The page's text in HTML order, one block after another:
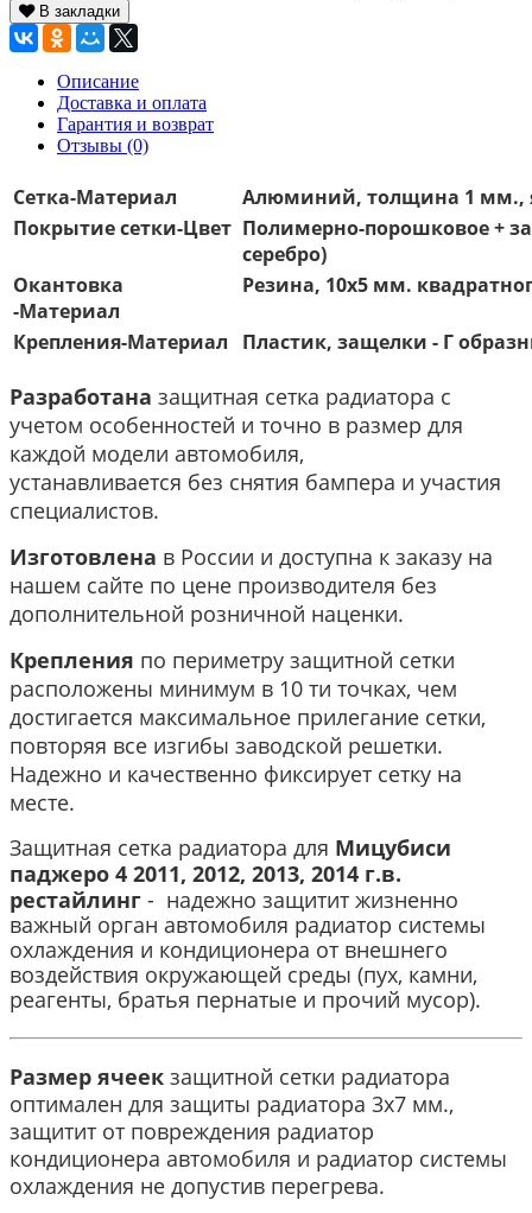
В закладки
Описание
Доставка и оплата
Гарантия и возврат
Отзывы (0)
Сетка-Материал
Алюминий, толщина 1 мм.,
Покрытие сетки-Цвет Полимерно-порошковое +
серебро)
Окантовка
-Материал
Резина, 10х5 мм.
Крепления-Материал Пластик, защелки - Г
Разработана защитная сетка радиатора с
учетом особенностей и точно в размер для
каждой модели автомобиля,
устанавливается без снятия бампера и участия
специалистов.
Изготовлена в России и доступна к заказу на
нашем сайте по цене производителя без
дополнительной розничной наценки.
Крепления по периметру защитной сетки
расположены минимум в 10 ти точках, чем
достигается максимальное прилегание сетки,
повторяя все изгибы заводской решетки.
Надежно и качественно фиксирует сетку на
месте.
Защитная сетка радиатора для Мицубиси
паджеро 4 2011, 2012, 2013, 2014 г.в.
рестайлинг - надежно защитит жизненно
важный орган автомобиля радиатор системы
охлаждения и кондиционера от внешнего
воздействия окружающей среды (пух, камни,
реагенты, братья пернатые и прочий мусор).
Размер ячеек защитной сетки радиатора
оптимален для защиты радиатора 3х7 мм.,
защитит от повреждения радиатор
кондиционера автомобиля и радиатор системы
охлаждения не допустив перегрева.